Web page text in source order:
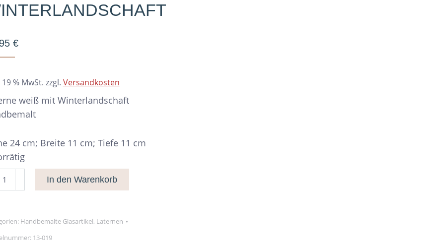
€
% MwSt. zzgl. Versandkosten
weiß mit Winterlandschaft
24 cm; Breite 11 cm; Tiefe 11 cm
In den Warenkorb
Handbemalte Glasartikel, Laternen
13-019